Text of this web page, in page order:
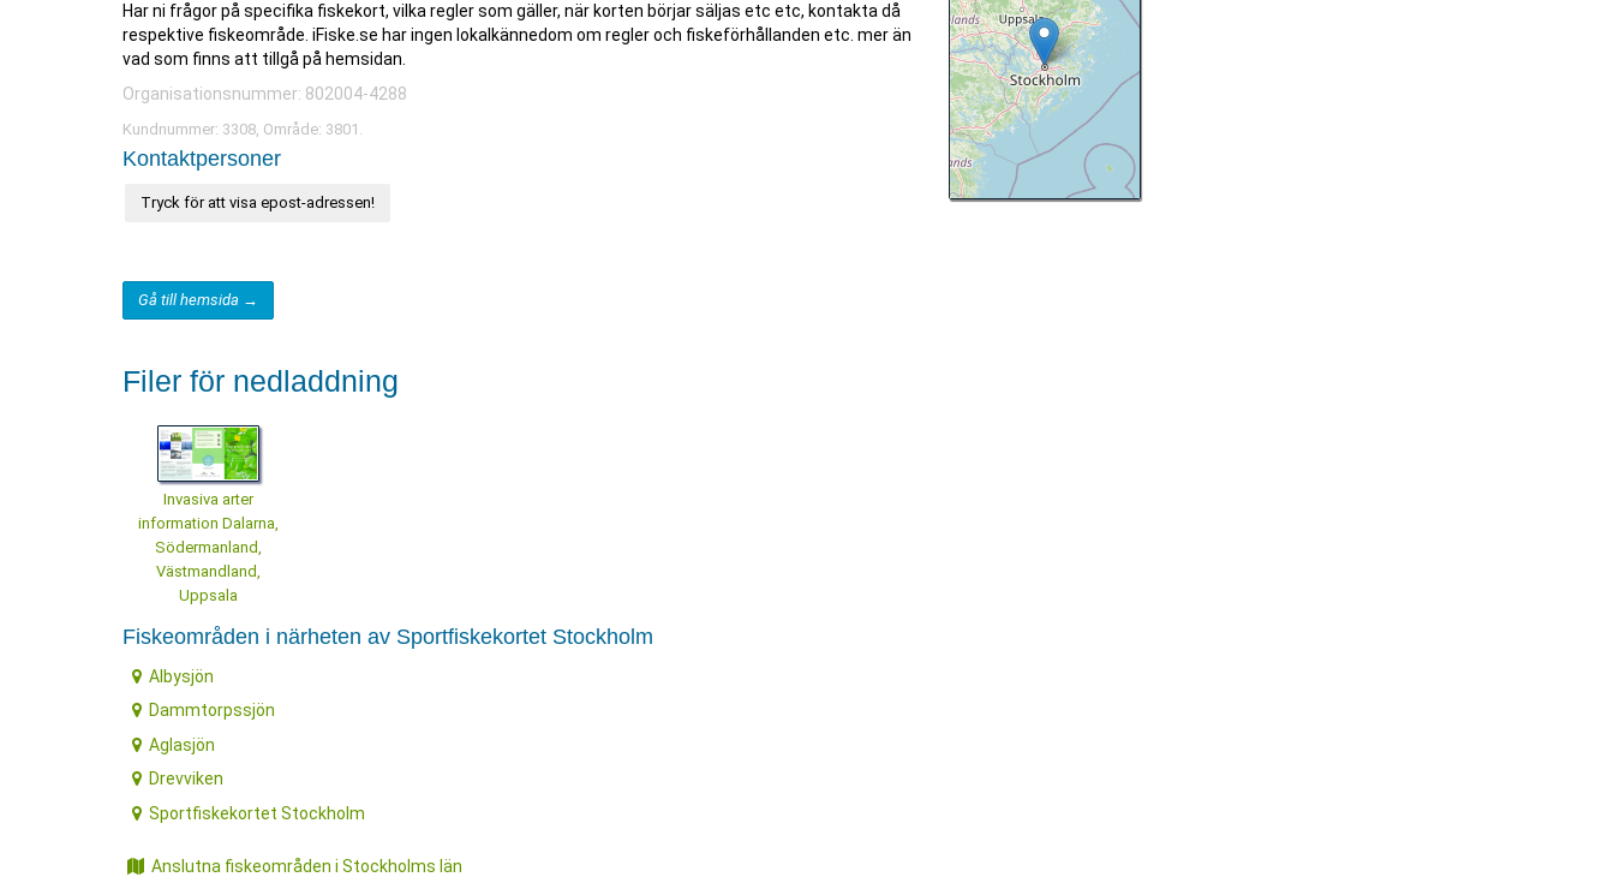
Har ni frågor på specifika fiskekort, vilka regler som gäller, när korten börjar säljas etc etc, kontakta då
respektive fiskeområde. iFiske.se har ingen lokalkännedom om regler och fiskeförhållanden etc. mer än
vad som finns att tillgå på hemsidan.
Organisationsnummer: 802004-4288
Kundnummer: 3308, Område: 3801.
Kontaktpersoner
Tryck för att visa epost-adressen!
Gå till hemsida →
Filer för nedladdning
Invasiva arter
information Dalarna,
Södermanland,
Västmandland,
Uppsala
Fiskeområden i närheten av Sportfiskekortet Stockholm
Albysjön
Dammtorpssjön
Aglasjön
Drevviken
Sportfiskekortet Stockholm
Anslutna fiskeområden i Stockholms län